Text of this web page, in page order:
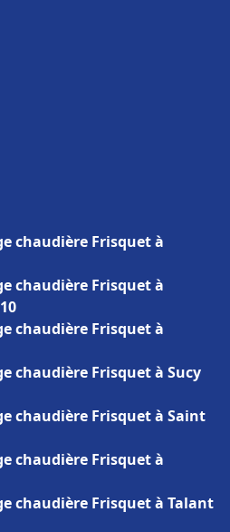
chaudière Frisquet à
chaudière Frisquet à
chaudière Frisquet à
chaudière Frisquet à Sucy
chaudière Frisquet à Saint
chaudière Frisquet à
chaudière Frisquet à Talant